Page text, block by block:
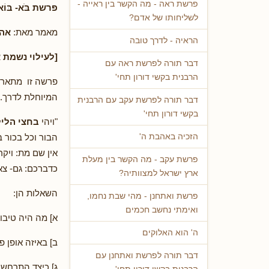
פרשת ראה - מה הקשר בין ראייה -
לשליחותו של אדם?
הראיה - לדרך טובה
דבר תורה לפרשת ראה עם
הרבנית בקשי דורון תחי'
דבר תורה לפרשת עקב עם הרבנית
בקשי דורון תחי'
הזכיה באהבת ה'
פרשת עקב - מה הקשר בין מעלת
ארץ ישראל למצוותיה?
פרשת ואתחנן - מהי שבת נחמו,
ואימתי נחשב חכמים
ה' הוא האלוקים
דבר תורה לפרשת ואתחנן עם
פרשת בֹּא-
מאמר מאת:
[לעילוי נשמת
פרשה זו
המיוחלת לדרך.
"ויהי בחצי
הבור וכל
אין שם מת:
כדברכם: גם-
השאלות הן:
א] מה היה
ב] באיזה
ג] כיצד